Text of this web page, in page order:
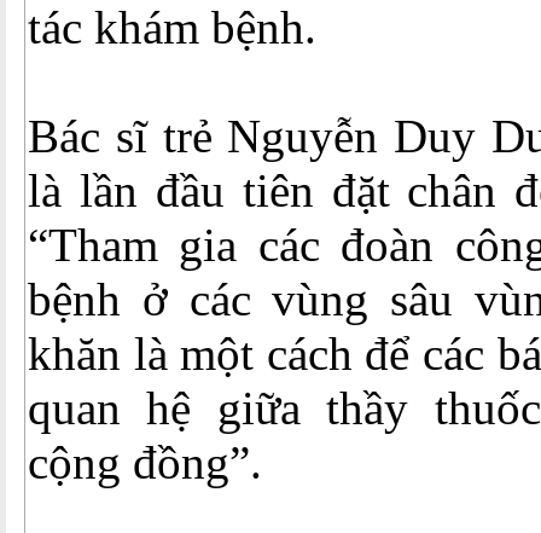
tác khám bệnh.
Bác sĩ trẻ Nguyễn Duy
là lần đầu tiên đặt chân
“Tham gia các đoàn
bệnh ở các vùng sâu
khăn là một cách để các
quan hệ giữa thầy
cộng đồng”.